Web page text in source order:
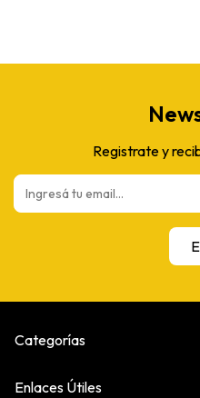
Registrate y
Categorías
Enlaces Útiles